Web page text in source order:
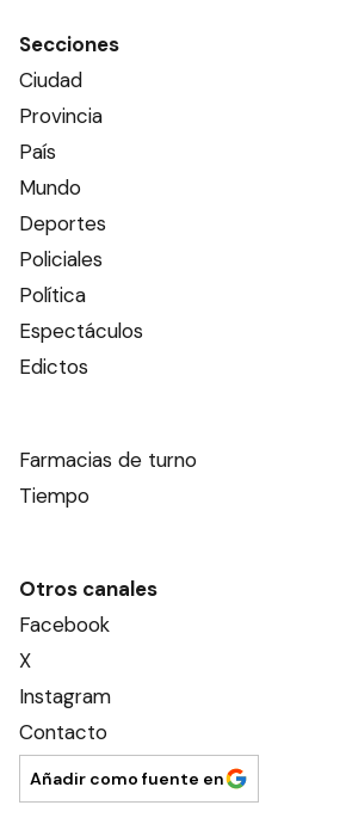
Secciones
Ciudad
Provincia
País
Mundo
Deportes
Policiales
Política
Espectáculos
Edictos
Farmacias de turno
Tiempo
Otros canales
Facebook
X
Instagram
Contacto
Añadir como fuente en